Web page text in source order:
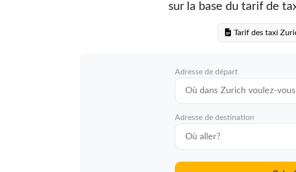
sur la base du tarif de
Tarif des taxi
Adresse de départ
Adresse de destination